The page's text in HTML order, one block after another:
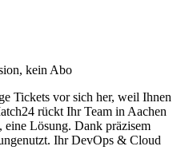
kein Abo
Tickets vor sich her, weil Ihnen
rückt Ihr Team in Aachen
Lösung. Dank präzisem
Ihr DevOps & Cloud